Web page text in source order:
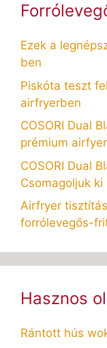
Ezek a
ben
Piskóta teszt
airfryerben
COSORI Dual
prémium airfyer
COSORI Dual
Csomagoljuk ki
Airfryer
forrólevegős-
Hasznos
Rántott hús